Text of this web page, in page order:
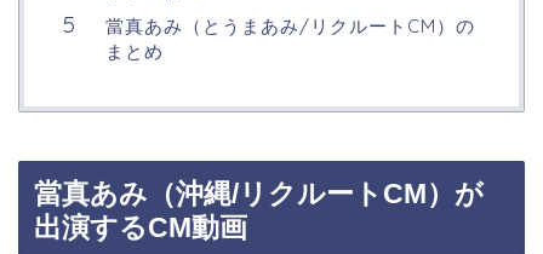
當真あみ（とうまあみ/リクルートCM）の
まとめ
當真あみ（沖縄/リクルートCM）が
出演するCM動画